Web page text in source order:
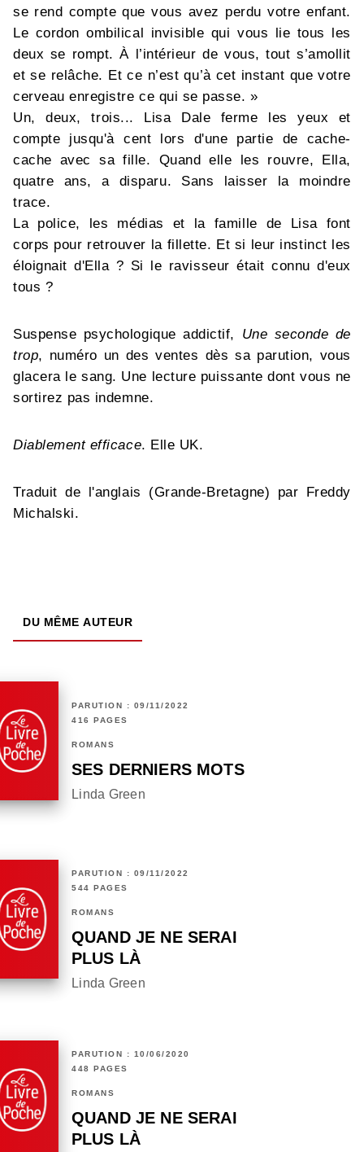
se rend compte que vous avez perdu votre enfant.
Le cordon ombilical invisible qui vous lie tous les
deux se rompt. À l’intérieur de vous, tout s’amollit
et se relâche. Et ce n’est qu’à cet instant que votre
cerveau enregistre ce qui se passe. »
Un, deux, trois... Lisa Dale ferme les yeux et
compte jusqu'à cent lors d'une partie de cache-
cache avec sa fille. Quand elle les rouvre, Ella,
quatre ans, a disparu. Sans laisser la moindre
trace.
La police, les médias et la famille de Lisa font
corps pour retrouver la fillette. Et si leur instinct les
éloignait d'Ella ? Si le ravisseur était connu d'eux
tous ?
Suspense psychologique addictif, Une seconde de
trop, numéro un des ventes dès sa parution, vous
glacera le sang. Une lecture puissante dont vous ne
sortirez pas indemne.
Diablement efficace. Elle UK.
Traduit de l'anglais (Grande-Bretagne) par Freddy
Michalski.
DU MÊME AUTEUR
PARUTION : 09/11/2022
416 PAGES
ROMANS
SES DERNIERS MOTS
Linda Green
PARUTION : 09/11/2022
544 PAGES
ROMANS
QUAND JE NE SERAI
PLUS LÀ
Linda Green
PARUTION : 10/06/2020
448 PAGES
ROMANS
QUAND JE NE SERAI
PLUS LÀ